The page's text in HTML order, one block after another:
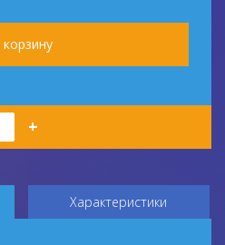
+
Характеристики